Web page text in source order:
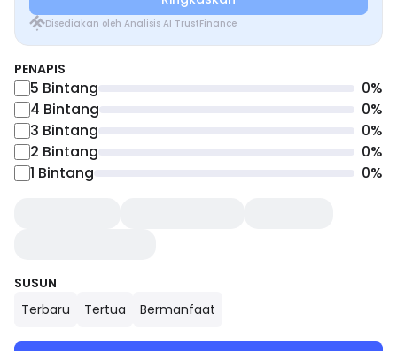
Disediakan oleh Analisis AI TrustFinance
PENAPIS
5 Bintang 0%
4 Bintang 0%
3 Bintang 0%
2 Bintang 0%
1 Bintang 0%
SUSUN
Terbaru
Tertua Bermanfaat